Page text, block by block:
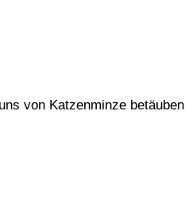
von Katzenminze betäuben